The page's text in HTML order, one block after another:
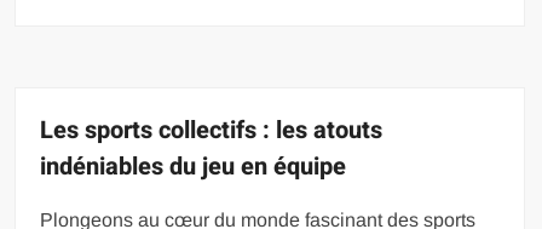
Les sports collectifs : les atouts
indéniables du jeu en équipe
Plongeons au cœur du monde fascinant des sports